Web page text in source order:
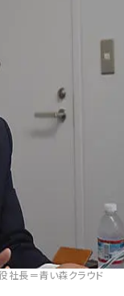
社長＝青い森クラウド